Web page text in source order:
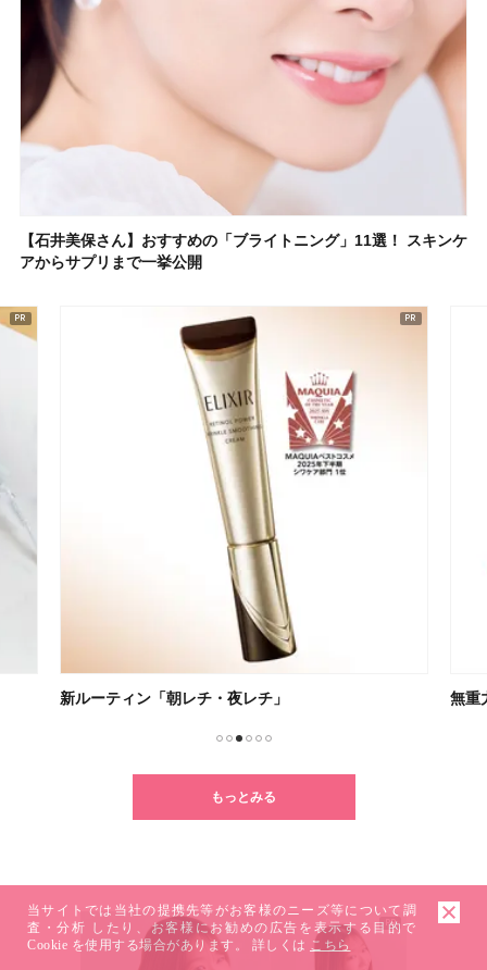
【石井美保さん】おすすめの「ブライトニング」11選！ スキンケ
アからサプリまで一挙公開
新ルーティン「朝レチ・夜レチ」 無重
もっとみる
PR
当サイトでは当社の提携先等がお客様のニーズ等について調
査・分析 したり、お客様にお勧めの広告を表示する目的で
Cookie を使用する場合があります。 詳しくは こちら